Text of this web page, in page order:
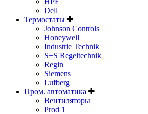
Dell
Термостаты
Johnson Controls
Honeywell
Industrie Technik
S+S Regeltechnik
Regin
Siemens
Lufberg
Пром. автоматика
Вентиляторы
Prod 1